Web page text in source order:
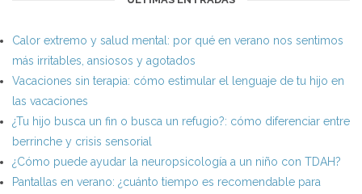
Calor extremo y salud mental: por qué en verano nos sentimos
más irritables, ansiosos y agotados
Vacaciones sin terapia: cómo estimular el lenguaje de tu hijo en
las vacaciones
¿Tu hijo busca un fin o busca un refugio?: cómo diferenciar entre
berrinche y crisis sensorial
¿Cómo puede ayudar la neuropsicología a un niño con TDAH?
Pantallas en verano: ¿cuánto tiempo es recomendable para